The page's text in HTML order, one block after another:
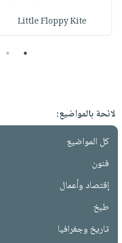
Little Floppy Kite
1
2
لائحة بالمواضيع:
كل المواضيع
فنون
إقتصاد وأعمال
طبخ
تاريخ وجغرافيا